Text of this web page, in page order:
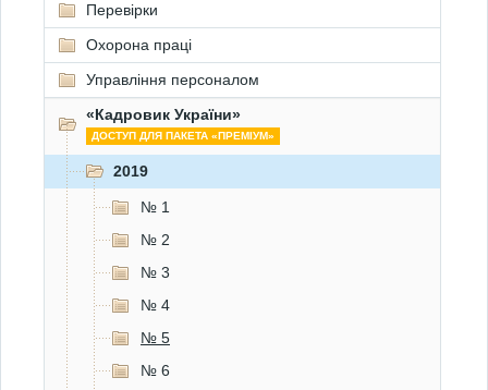
Перевірки
Охорона праці
Управління персоналом
«Кадровик України»
ДОСТУП ДЛЯ ПАКЕТА «ПРЕМІУМ»
2019
№ 1
№ 2
№ 3
№ 4
№ 5
№ 6